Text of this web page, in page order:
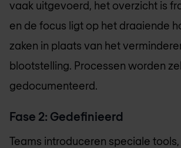
vaak uitgevoerd, het overzicht is
en de focus ligt op het draaiende
zaken in plaats van het
blootstelling. Processen worden
gedocumenteerd.
Fase 2: Gedefinieerd
Teams introduceren speciale